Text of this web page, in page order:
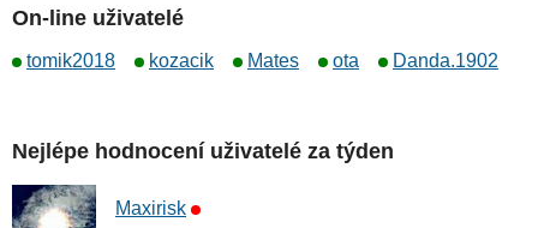
On-line uživatelé
tomik2018 kozacik Mates ota Danda.1902
Nejlépe hodnocení uživatelé za týden
Maxirisk